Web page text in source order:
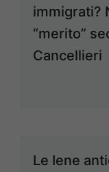
immigrati?
“merito”
Cancellieri
Le Iene